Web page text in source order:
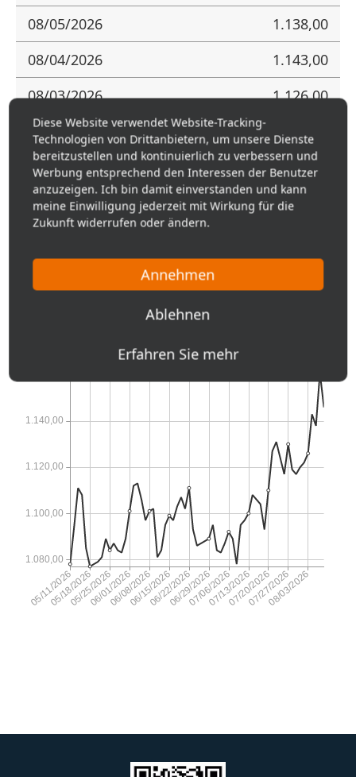
08/05/2026
1.138,00
08/04/2026
1.143,00
08/03/2026
1.126,00
07/31/2026
1.122,00
07/30/2026
1.120,00
07/29/2026
1.117,00
07/22/2026
1.131,00
07/21/2026
1.127,00
1.110,00
07/17/2026
07/16/2026
07/15/2026
1.106,00
07/14/2026
1.108,00
07/08/2026
1.078,00
Diese Website verwendet Website-Tracking-
Technologien von Drittanbietern, um unsere Dienste
bereitzustellen und kontinuierlich zu verbessern und
Werbung entsprechend den Interessen der Benutzer
anzuzeigen. Ich bin damit einverstanden und kann
meine Einwilligung jederzeit mit Wirkung für die
Zukunft widerrufen oder ändern.
Annehmen
Ablehnen
Erfahren Sie mehr